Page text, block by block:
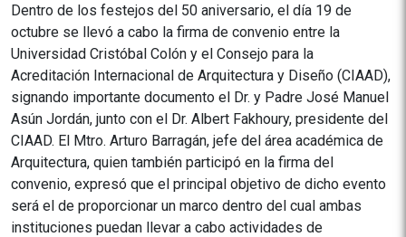
Dentro de los festejos del 50 aniversario, el día 19 de
octubre se llevó a cabo la firma de convenio entre la
Universidad Cristóbal Colón y el Consejo para la
Acreditación Internacional de Arquitectura y Diseño (CIAAD),
signando importante documento el Dr. y Padre José Manuel
Asún Jordán, junto con el Dr. Albert Fakhoury, presidente del
CIAAD. El Mtro. Arturo Barragán, jefe del área académica de
Arquitectura, quien también participó en la firma del
convenio, expresó que el principal objetivo de dicho evento
será el de proporcionar un marco dentro del cual ambas
instituciones puedan llevar a cabo actividades de